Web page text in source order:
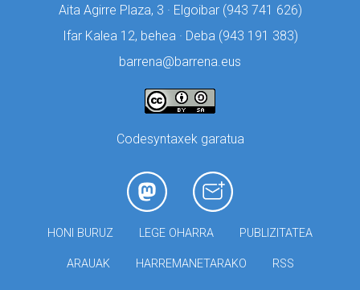
Aita Agirre Plaza, 3 · Elgoibar (943 741 626)
Ifar Kalea 12, behea · Deba (943 191 383)
barrena@barrena.eus
Codesyntaxek garatua
HONI BURUZ LEGE OHARRA PUBLIZITATEA
ARAUAK HARREMANETARAKO RSS